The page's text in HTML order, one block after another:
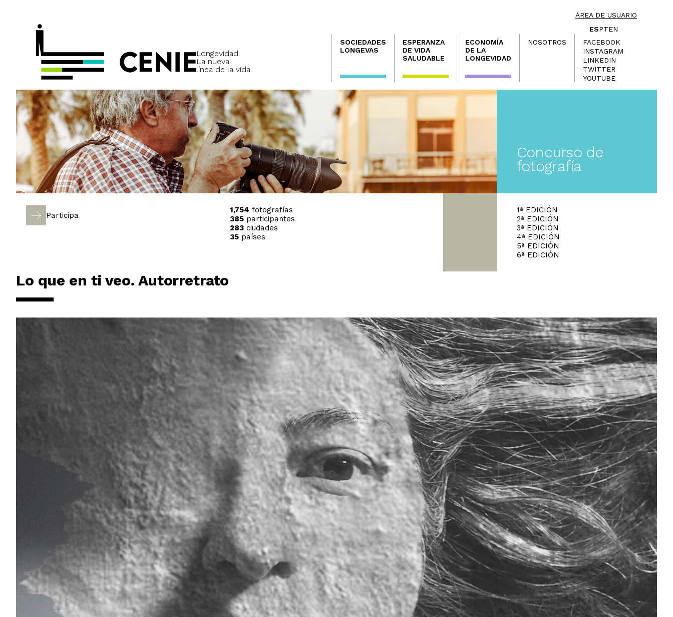
ÁREA DE USUARIO
Longevidad.
La nueva
línea de la vida.
ESPTEN
Navegación
principal
SOCIEDADES
LONGEVAS
ESPERANZA
DE VIDA
SALUDABLE
ECONOMÍA
DE LA
LONGEVIDAD
NOSOTROS
FACEBOOK
INSTAGRAM
LINKEDIN
TWITTER
YOUTUBE
Concurso de
fotografía
Participa
1,754 fotografías
385participantes
283ciudades
35países
1ª EDICIÓN
2ª EDICIÓN
3ª EDICIÓN
4ª EDICIÓN
5ª EDICIÓN
6ª EDICIÓN
Lo que en ti veo. Autorretrato